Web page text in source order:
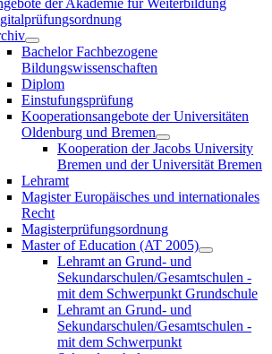
Bachelor Fachbezogene
Bildungswissenschaften
Diplom
Einstufungsprüfung
Kooperationsangebote der Universitäten
Oldenburg und Bremen
Kooperation der Jacobs University
Bremen und der Universität Bremen
Lehramt
Magister Europäisches und internationales
Recht
Magisterprüfungsordnung
Master of Education (AT 2005)
Lehramt an Grund- und
Sekundarschulen/Gesamtschulen -
mit dem Schwerpunkt Grundschule
Lehramt an Grund- und
Sekundarschulen/Gesamtschulen -
mit dem Schwerpunkt